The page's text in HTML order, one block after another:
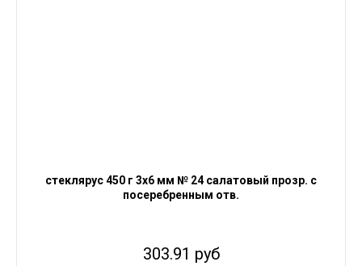
стеклярус 450 г 3х6 мм № 24 салатовый прозр. с
посеребренным отв.
303.91 руб